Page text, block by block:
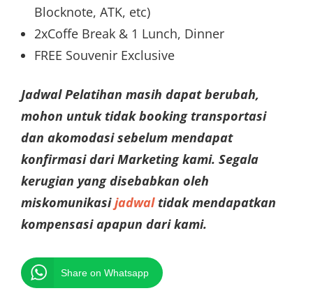
Blocknote, ATK, etc)
2xCoffe Break & 1 Lunch, Dinner
FREE Souvenir Exclusive
Jadwal Pelatihan masih dapat berubah,
mohon untuk tidak booking transportasi
dan akomodasi sebelum mendapat
konfirmasi dari Marketing kami. Segala
kerugian yang disebabkan oleh
miskomunikasijadwaltidak mendapatkan
kompensasi apapun dari kami.
Share on Whatsapp